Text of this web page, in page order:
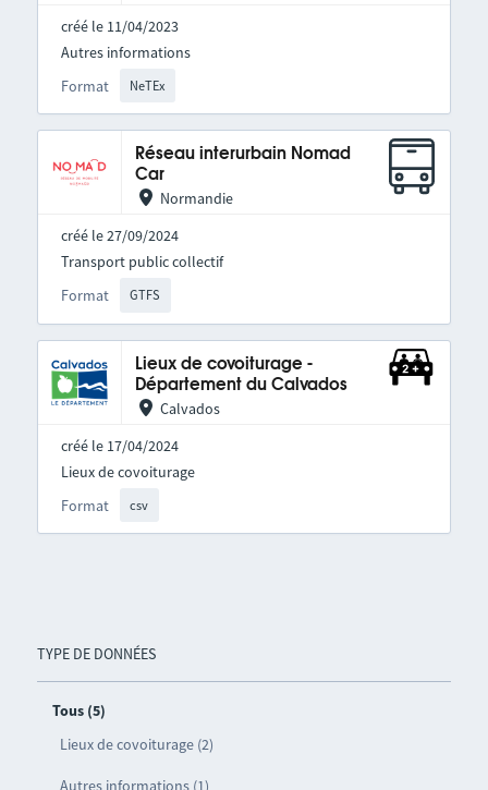
TYPE DE DONNÉES
Tous (5)
Lieux de covoiturage (2)
Autres informations (1)
créé le 11/04/2023
Format NeTEx
Autres informations
Réseau interurbain Nomad
Car
Normandie
créé le 27/09/2024
Format GTFS
Transport public collectif
Lieux de covoiturage -
Département du Calvados
Calvados
créé le 17/04/2024
Format csv
Lieux de covoiturage